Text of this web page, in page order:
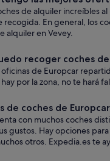
de alquiler increíbles
recogida. En general, los
alquiler en Vevey.
recoger coches
oficinas de Europcar
por la zona, no te hará
de coches de
con muchos coches
gustos. Hay opciones
otros. Expedia.es te